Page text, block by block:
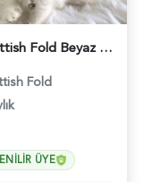
Scottish Fold Beyaz Dişi Baby Face 2 Aylık - 3704
Fold
ÜYE